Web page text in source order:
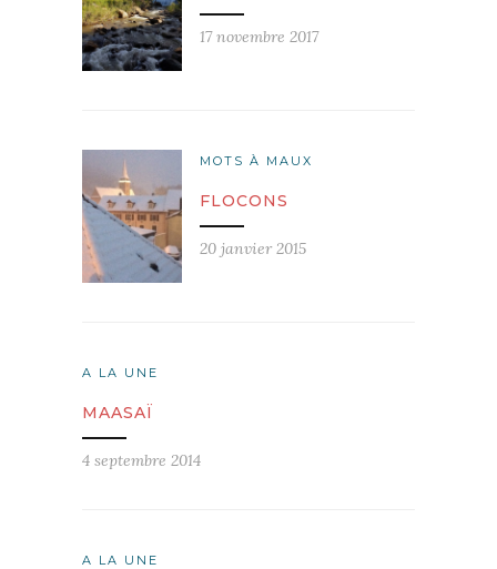
17 novembre 2017
MOTS À MAUX
FLOCONS
20 janvier 2015
A LA UNE
MAASAÏ
4 septembre 2014
A LA UNE